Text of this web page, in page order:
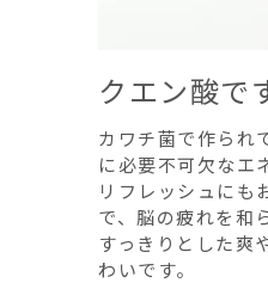
クエン酸で
カワチ菌で作られ
に必要不可欠なエ
リフレッシュにも
で、脳の疲れを和
すっきりとした爽
わいです。